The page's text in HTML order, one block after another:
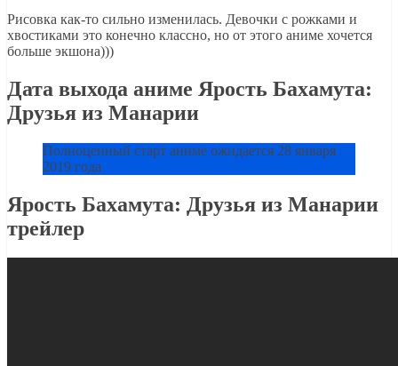
Рисовка как-то сильно изменилась. Девочки с рожками и
хвостиками это конечно классно, но от этого аниме хочется
больше экшона)))
Дата выхода аниме Ярость Бахамута:
Друзья из Манарии
Полноценный старт аниме ожидается 28 января
2019 года
Ярость Бахамута: Друзья из Манарии
трейлер